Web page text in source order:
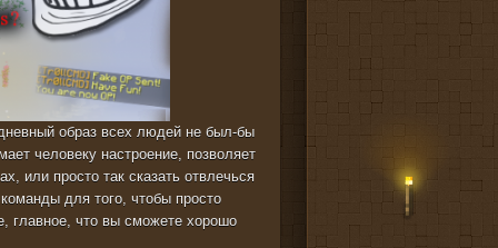
образ всех людей не был-бы
человеку настроение, позволяет
или просто так сказать отвлечься
для того, чтобы просто
главное, что вы сможете хорошо